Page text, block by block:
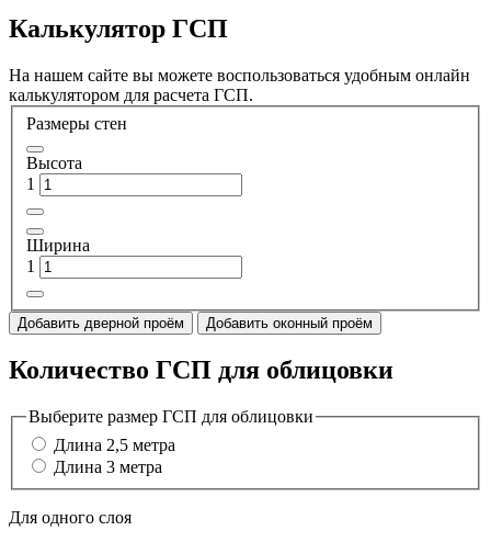
Калькулятор ГСП
На нашем сайте вы можете воспользоваться удобным онлайн
калькулятором для расчета ГСП.
Размеры стен
Высота
1
Ширина
1
Добавить дверной проём Добавить оконный проём
Количество ГСП для облицовки
Выберите размер ГСП для облицовки
Длина 2,5 метра
Длина 3 метра
Для одного слоя